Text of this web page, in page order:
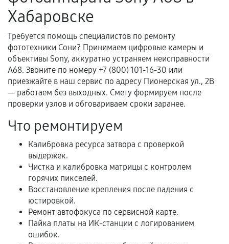
гарантийного срока.
Несоответствие комплектующей заявленным
техническим характеристикам.
Документы для подтверждения
гарантии
Гарантийный талон.
Акт выполненных работ с датой, перечнем
услуг и сроком гарантии.
Документы на установленные комплектующие
и кассовый чек.
Расширенная гарантия
В некоторых случаях возможно оформление
Хабаровске
Требуется помощь специалистов по ремонту
фототехники Сони? Принимаем цифровые камеры и
объективы Sony, аккуратно устраняем неисправности
A68. Звоните по номеру +7 (800) 101-16-30 или
приезжайте в наш сервис по адресу Пионерская ул., 2В
— работаем без выходных. Смету формируем после
проверки узлов и обговариваем сроки заранее.
Что ремонтируем
Калибровка ресурса затвора с проверкой
выдержек.
Чистка и калибровка матрицы с контролем
горячих пикселей.
Восстановление крепления после падения с
юстировкой.
Ремонт автофокуса по сервисной карте.
Пайка платы на ИК-станции с логированием
ошибок.